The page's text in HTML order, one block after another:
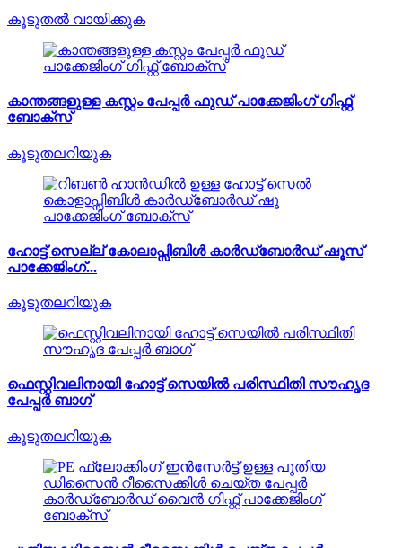
കൂടുതൽ വായിക്കുക
കാന്തങ്ങളുള്ള കസ്റ്റം പേപ്പർ ഫുഡ് പാക്കേജിംഗ് ഗിഫ്റ്റ്
ബോക്സ്
കൂടുതലറിയുക
ഹോട്ട് സെല്ല് കോലാപ്സിബിൾ കാർഡ്ബോർഡ് ഷൂസ്
പാക്കേജിംഗ്...
കൂടുതലറിയുക
ഫെസ്റ്റിവലിനായി ഹോട്ട് സെയിൽ പരിസ്ഥിതി സൗഹൃദ
പേപ്പർ ബാഗ്
കൂടുതലറിയുക